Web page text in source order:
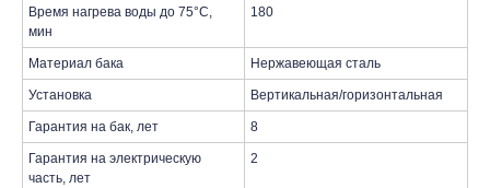
Время нагрева воды до 75°С,
мин
180
Материал бака Нержавеющая сталь
Установка Вертикальная/горизонтальная
Гарантия на бак, лет 8
Гарантия на электрическую
часть, лет
2